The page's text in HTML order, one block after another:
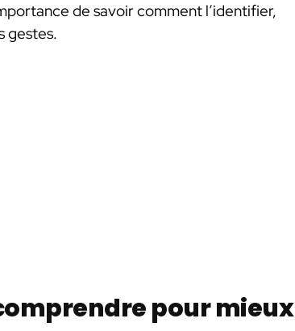
de savoir comment l’identifier,
gestes.
pour mieux